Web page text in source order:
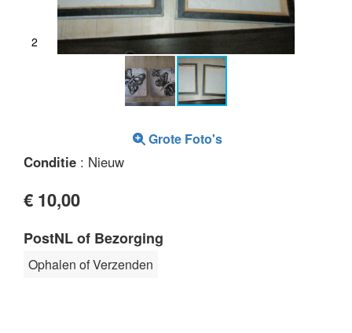
2
Grote Foto's
Conditie : Nieuw
€ 10,00
PostNL of Bezorging
Ophalen of Verzenden